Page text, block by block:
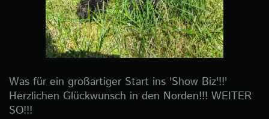
Was für ein großartiger Start ins 'Show Biz'!!'
Herzlichen Glückwunsch in den Norden!!! WEITER
SO!!!